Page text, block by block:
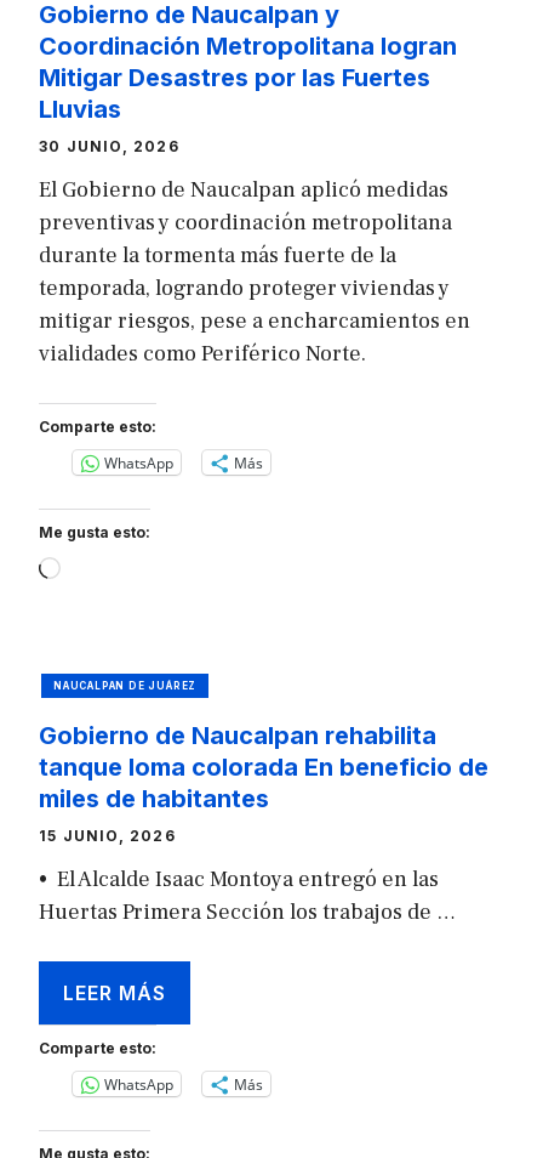
Gobierno de Naucalpan y
Coordinación Metropolitana logran
Mitigar Desastres por las Fuertes
Lluvias
30 JUNIO, 2026
El Gobierno de Naucalpan aplicó medidas
preventivas y coordinación metropolitana
durante la tormenta más fuerte de la
temporada, logrando proteger viviendas y
mitigar riesgos, pese a encharcamientos en
vialidades como Periférico Norte.
Comparte esto:
WhatsApp Más
Me gusta esto:
Loading…
NAUCALPAN DE JUÁREZ
Gobierno de Naucalpan rehabilita
tanque loma colorada En beneficio de
miles de habitantes
15 JUNIO, 2026
•⁠ ⁠El Alcalde Isaac Montoya entregó en las
Huertas Primera Sección los trabajos de …
LEER MÁS
Comparte esto:
WhatsApp Más
Me gusta esto: